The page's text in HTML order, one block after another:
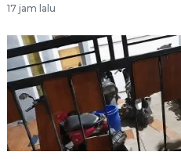
17 jam lalu